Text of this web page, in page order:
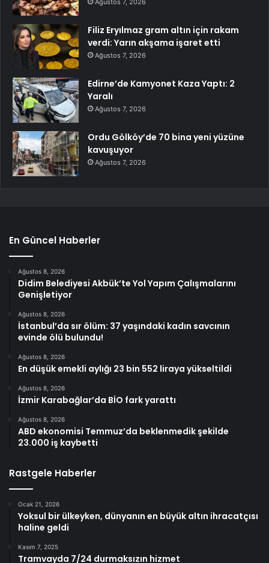
Filiz Eryılmaz gram altın için rakam
verdi: Yarın akşama işaret etti
Ağustos 7, 2026
Edirne’de Kamyonet Kaza Yaptı: 2
Yaralı
Ağustos 7, 2026
Ordu Gölköy’de 70 bina yeni yüzüne
kavuşuyor
Ağustos 7, 2026
En Güncel Haberler
Ağustos 8, 2026
Didim Belediyesi Akbük’te Yol Yapım Çalışmalarını
Genişletiyor
Ağustos 8, 2026
İstanbul’da sır ölüm: 37 yaşındaki kadın savcının
evinde ölü bulundu!
Ağustos 8, 2026
En düşük emekli aylığı 23 bin 552 liraya yükseltildi
Ağustos 8, 2026
İzmir Karabağlar’da BİO fark yarattı
Ağustos 8, 2026
ABD ekonomisi Temmuz’da beklenmedik şekilde
23.000 iş kaybetti
Rastgele Haberler
Ocak 21, 2026
Yoksul bir ülkeyken, dünyanın en büyük altın ihracatçısı
haline geldi
Kasım 7, 2025
Tramvayda 7/24 durmaksızın hizmet